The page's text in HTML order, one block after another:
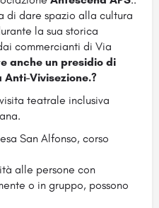
di dare spazio alla cultura
la sua storica
commercianti di Via
anche un presidio di
Anti-Vivisezione.?
teatrale inclusiva
San Alfonso, corso
alle persone con
o in gruppo, possono